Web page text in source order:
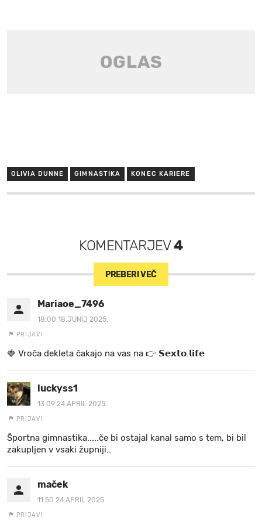
OLIVIA DUNNE GIMNASTIKA KONEC KARIERE
KOMENTARJEV4
PREBERI VEČ
Mariaoe_7496
18:00 18.JUNIJ 2025.
PRIJAVI
🍓 V r o č a d e k l e t a ča k a jo na va s n a 👉 𝗦𝗲𝘅𝘁𝗼.𝗹𝗶𝗳𝗲
luckyss1
13:09 24.APRIL 2025.
PRIJAVI
Športna gimnastika.....če bi ostajal kanal samo s tem, bi bil
zakupljen v vsaki župniji..
maček
11:50 24.APRIL 2025.
PRIJAVI